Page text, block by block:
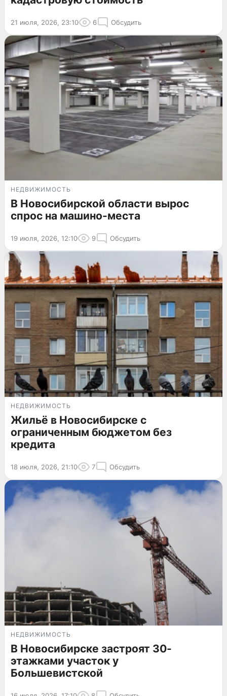
21 июля, 2026, 23:10 6 Обсудить
НЕДВИЖИМОСТЬ
В Новосибирской области вырос
спрос на машино-места
19 июля, 2026, 12:10 9 Обсудить
НЕДВИЖИМОСТЬ
Жильё в Новосибирске с
ограниченным бюджетом без
кредита
18 июля, 2026, 21:10 7 Обсудить
НЕДВИЖИМОСТЬ
В Новосибирске застроят 30-
этажками участок у
Большевистской